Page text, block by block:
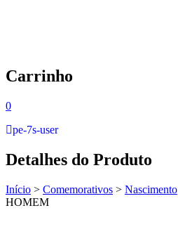
Carrinho
0
pe-7s-user
Detalhes do Produto
Início > Comemorativos > Nascimento
HOMEM